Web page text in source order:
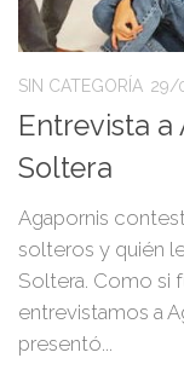
SIN CATEGORÍA 29/
Entrevista
Soltera
Agapornis
solteros y quién
Soltera. Como si
entrevistamos a
presentó...